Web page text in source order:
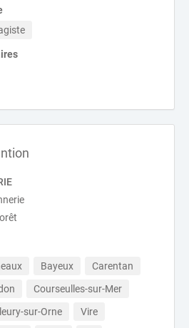
Bayeux
Carentan
Courseulles-sur-Mer
sur-Orne
Vire